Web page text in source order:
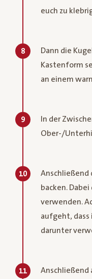
euch zu
8
Dann die
Kastenform
an einem
9
In der
Ober-/
10
Anschließend
backen.
verwenden.
aufgeht, dass
darunter
11
Anschließend